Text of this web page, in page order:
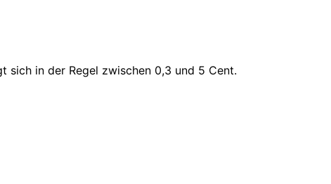
sich in der Regel zwischen 0,3 und 5 Cent.